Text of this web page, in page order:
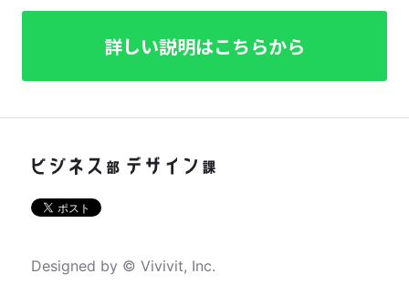
詳しい説明はこちらから
Designed by © Vivivit, Inc.